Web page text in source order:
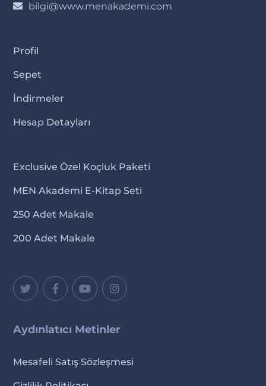
bilgi@www.menakademi.com
Profil
Sepet
İndirmeler
Hesap Detayları
Exclusive Özel Koçluk Paketi
MEN Akademi E-Kitap Seti
250 Adet Makale
200 Adet Makale
Aydınlatıcı Metinler
Mesafeli Satış Sözleşmesi